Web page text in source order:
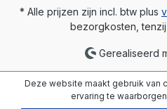
* Alle prijzen zijn incl. btw plus
bezorgkosten,
Gerealiseerd
Deze website maakt gebruik van
ervaring te